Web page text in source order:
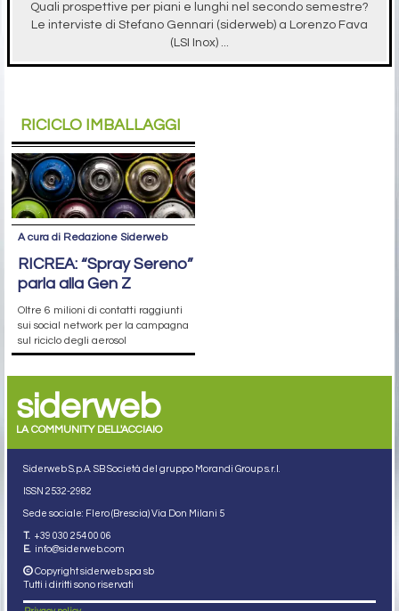
Quali prospettive per piani e lunghi nel secondo semestre?
Le interviste di Stefano Gennari (siderweb) a Lorenzo Fava
(LSI Inox) ...
RICICLO IMBALLAGGI
A cura di Redazione Siderweb
RICREA: “Spray Sereno”
parla alla Gen Z
Oltre 6 milioni di contatti raggiunti
sui social network per la campagna
sul riciclo degli aerosol
siderweb
LA COMMUNITY DELL'ACCIAIO
Siderweb S.p.A. SB Società del gruppo Morandi Group s.r.l.
ISSN 2532-2982
Sede sociale: Flero (Brescia) Via Don Milani 5
T. +39 030 254 00 06
E. info@siderweb.com
Copyright siderweb spa sb
Tutti i diritti sono riservati